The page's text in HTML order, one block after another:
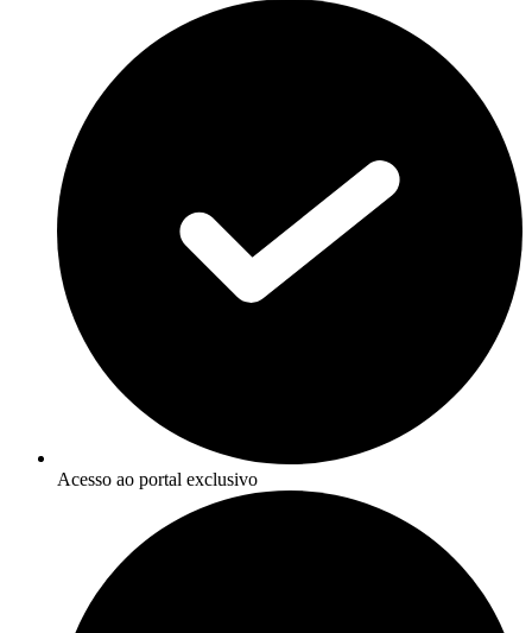
Acesso ao portal exclusivo